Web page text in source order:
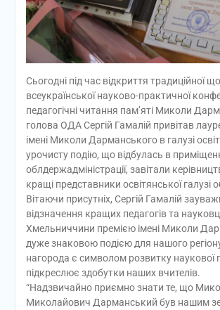
Сьогодні під час відкриття традиційної
всеукраїнської науково-практичної
педагогічні читання пам’яті Миколи
голова ОДА Сергій Гамалій привітав
імені Миколи Дарманського в галузі
урочисту подію, що відбулась в
облдержадміністрації, завітали
кращі представники освітянської галузі
Вітаючи присутніх, Сергій Гамалій
відзначення кращих педагогів та
Хмельниччини премією імені Миколи
дуже знаковою подією для нашого
нагорода є символом розвитку наукової
підкреслює здобутки наших вчителів.
“Надзвичайно приємно знати те, що
Миколайович Дарманський був нашим